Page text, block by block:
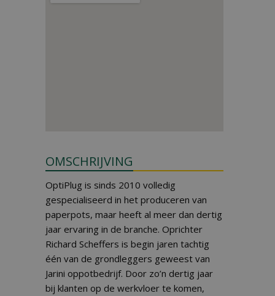
OMSCHRIJVING
OptiPlug is sinds 2010 volledig
gespecialiseerd in het produceren van
paperpots, maar heeft al meer dan dertig
jaar ervaring in de branche. Oprichter
Richard Scheffers is begin jaren tachtig
één van de grondleggers geweest van
Jarini oppotbedrijf. Door zo’n dertig jaar
bij klanten op de werkvloer te komen,